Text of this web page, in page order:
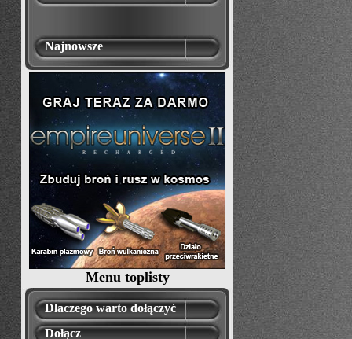
Najnowsze
Menu toplisty
Dlaczego warto dołączyć
Dołącz